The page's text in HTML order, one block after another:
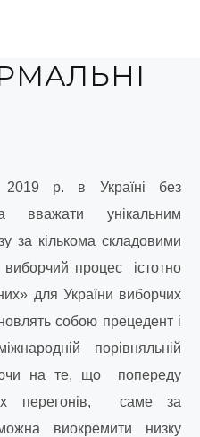
2019 р. в Україні без
вважати унікальним
за кількома складовими
процес істотно
для України виборчих
собою прецедент і
порівняльній
на те, що попереду
перегонів, саме за
виокремити низку